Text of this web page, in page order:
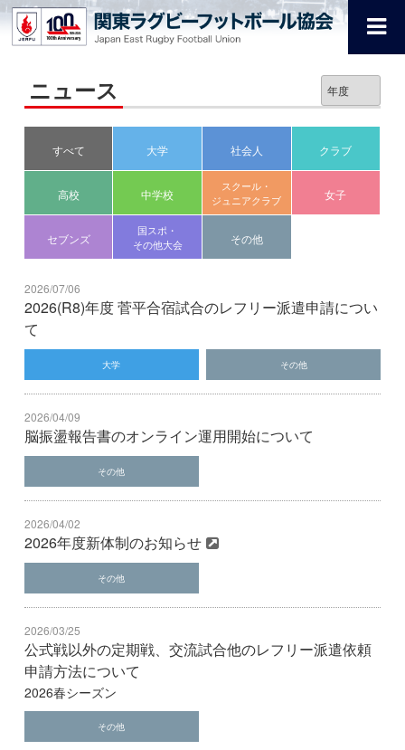
ニュース
すべて 大学 社会人 クラブ
高校 中学校
スクール・
ジュニアクラブ
女子
セブンズ
国スポ・
その他大会
その他
2026/07/06
2026(R8)年度 菅平合宿試合のレフリー派遣申請につい
て
大学 その他
2026/04/09
脳振盪報告書のオンライン運用開始について
その他
2026/04/02
2026年度新体制のお知らせ
その他
2026/03/25
公式戦以外の定期戦、交流試合他のレフリー派遣依頼
申請方法について
2026春シーズン
その他